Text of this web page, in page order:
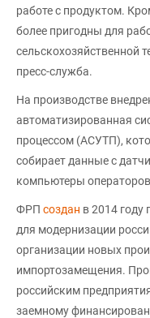
работе с продуктом.
более пригодны для
сельскохозяйственной
пресс-служба.
На производстве
автоматизированная
процессом (АСУТП),
собирает данные с
компьютеры
ФРП создан в 2014
для модернизации
организации новых
импортозамещения.
российским
заемному